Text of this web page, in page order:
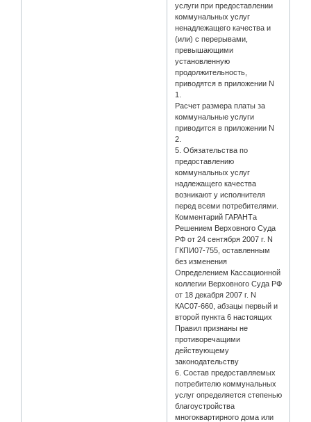
услуги при предоставлении
коммунальных услуг
ненадлежащего качества и
(или) с перерывами,
превышающими
установленную
продолжительность,
приводятся в приложении N
1.
Расчет размера платы за
коммунальные услуги
приводится в приложении N
2.
5. Обязательства по
предоставлению
коммунальных услуг
надлежащего качества
возникают у исполнителя
перед всеми потребителями.
Комментарий ГАРАНТа
Решением Верховного Суда
РФ от 24 сентября 2007 г. N
ГКПИ07-755, оставленным
без изменения
Определением Кассационной
коллегии Верховного Суда РФ
от 18 декабря 2007 г. N
КАС07-660, абзацы первый и
второй пункта 6 настоящих
Правил признаны не
противоречащими
действующему
законодательству
6. Состав предоставляемых
потребителю коммунальных
услуг определяется степенью
благоустройства
многоквартирного дома или